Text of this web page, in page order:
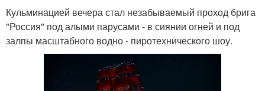
Кульминацией вечера стал незабываемый проход брига
"Россия" под алыми парусами - в сиянии огней и под
залпы масштабного водно - пиротехнического шоу.